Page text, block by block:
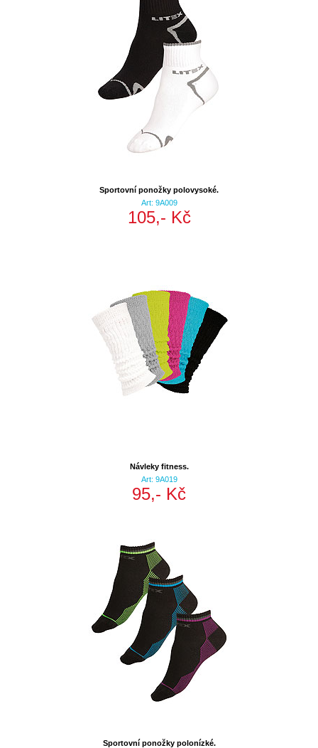
Sportovní ponožky polovysoké.
Art: 9A009
105,- Kč
Návleky fitness.
Art: 9A019
95,- Kč
Sportovní ponožky polonízké.